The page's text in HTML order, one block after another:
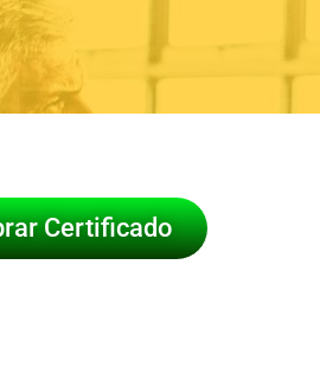
Certificado